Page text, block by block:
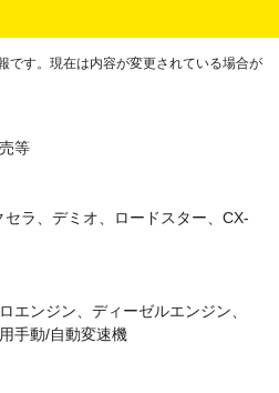
です。現在は内容が変更されている場合が
等
ラ、デミオ、ロードスター、CX-
エンジン、ディーゼルエンジン、
手動/自動変速機